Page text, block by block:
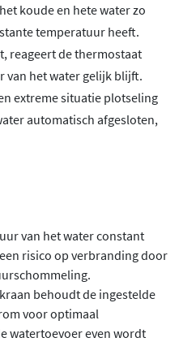
koude en hete water zo
temperatuur heeft.
reageert de thermostaat
van het water gelijk blijft.
extreme situatie plotseling
automatisch afgesloten,
van het water constant
risico op verbranding door
behoudt de ingestelde
voor optimaal
watertoevoer even wordt